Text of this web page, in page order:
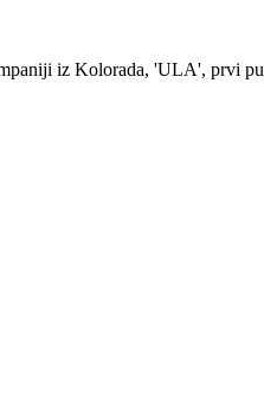
iz Kolorada, 'ULA', prvi